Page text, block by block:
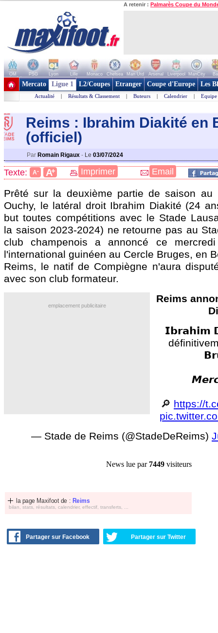
A retenir : Palmarès Coupe du
OM PSG Lyon Lille Monaco Chelsea Man Utd Arsenal Liverpool ManCity
+ de clubs
Mercato Ligue 1 L2/Coupes Etranger Coupe d'Europe Les
Actualité | Résultats & Classement | Buteurs | Calendrier | Equipe
Reims : Ibrahim Diakité en
(officiel)
Par Romain Rigaux - Le 03/07/2024
Texte: A- A+ Imprimer Email
Prêté sur la deuxième partie de saison au
Ouchy, le latéral droit Ibrahim Diakité (24
but toutes compétitions avec le Stade
la saison 2023-2024) ne retourne pas au
club champenois a annoncé ce
l'international guinéen au Cercle Bruges, en
Reims, le natif de Compiègne n'aura
avec son club formateur.
emplacement publicitaire
Reims
𝗜𝗯𝗿𝗮𝗵𝗶𝗺
🔎 https://
— Stade de Reims (@StadeDeReims)
News lue par 7449 visiteurs
la page Maxifoot de : Reims
bilan, stats, résultats, calendrier, effectif, transferts, ...
Partager sur Facebook Partager sur Twitter